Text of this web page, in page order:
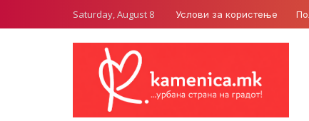
Saturday, August 8 Услови за користење